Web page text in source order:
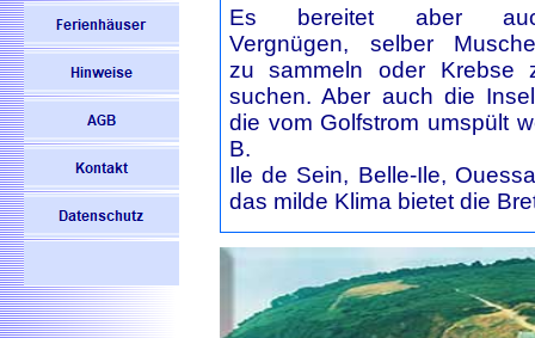
Es bereitet aber
Vergnügen, selber
zu sammeln oder Krebse
suchen. Aber auch die
die vom Golfstrom umspült
B.
Ile de Sein, Belle-Ile,
das milde Klima bietet die